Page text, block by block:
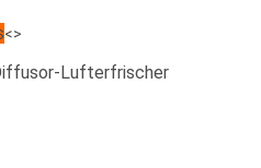
<>
Lufterfrischer